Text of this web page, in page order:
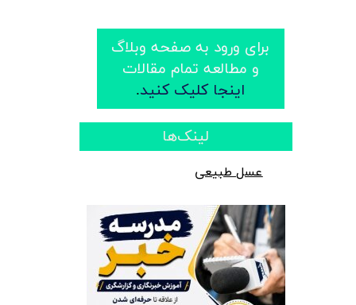
​​برای ورود به صفحه وبلاگ
و مطالعه تمام مقالات
اینجا کلیک کنید.
​لینک‌ها
عسل طبیعی